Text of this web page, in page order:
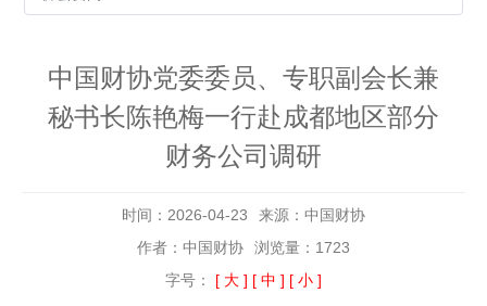
中国财协党委委员、专职副会长兼
秘书长陈艳梅一行赴成都地区部分
财务公司调研
时间：2026-04-23
来源：中国财协
作者：中国财协
浏览量：1723
字号： [ 大 ] [ 中 ] [ 小 ]